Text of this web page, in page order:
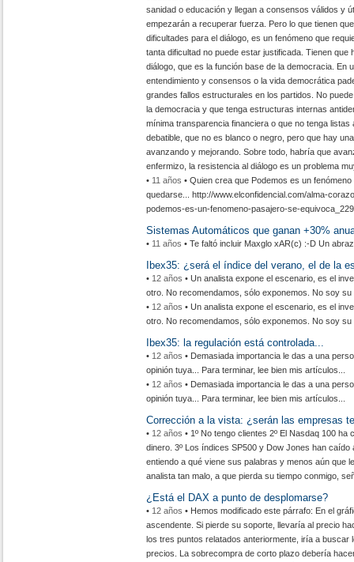
sanidad o educación y llegan a consensos válidos y
empezarán a recuperar fuerza. Pero lo que tienen
dificultades para el diálogo, es un fenómeno que
tanta dificultad no puede estar justificada. Tienen
diálogo, que es la función base de la democracia. En
entendimiento y consensos o la vida democrática
grandes fallos estructurales en los partidos. No
la democracia y que tenga estructuras internas
mínima transparencia financiera o que no tenga
debatible, que no es blanco o negro, pero que hay
avanzando y mejorando. Sobre todo, habría que
enfermizo, la resistencia al diálogo es un problema
• 11 años • Quien crea que Podemos es un
quedarse... http://www.elconfidencial.com/alma-
podemos-es-un-fenomeno-pasajero-se-
Sistemas Automáticos que ganan +30%
• 11 años • Te faltó incluir Maxglo xAR(c) :-D Un
Ibex35: ¿será el índice del verano, el de la
• 12 años • Un analista expone el escenario, es el
otro. No recomendamos, sólo exponemos. No soy su
• 12 años • Un analista expone el escenario, es el
otro. No recomendamos, sólo exponemos. No soy su
Ibex35: la regulación está controlada...
• 12 años • Demasiada importancia le das a una
opinión tuya... Para terminar, lee bien mis artículos...
• 12 años • Demasiada importancia le das a una
opinión tuya... Para terminar, lee bien mis artículos...
Corrección a la vista: ¿serán las empresas
• 12 años • 1º No tengo clientes 2º El Nasdaq 100
dinero. 3º Los índices SP500 y Dow Jones han
entiendo a qué viene sus palabras y menos aún que
analista tan malo, a que pierda su tiempo conmigo,
¿Está el DAX a punto de desplomarse?
• 12 años • Hemos modificado este párrafo: En el
ascendente. Si pierde su soporte, llevaría al precio
los tres puntos relatados anteriormente, iría a buscar
precios. La sobrecompra de corto plazo debería